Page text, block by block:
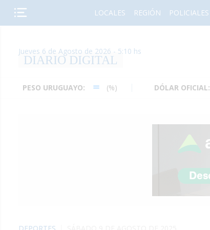
LOCALES REGIÓN POLICIALES
Jueves 6 de Agosto de 2026 - 5:10 hs
DIARIO DIGITAL
URUGUAYO: (%) DÓLAR OFICIAL: (%)